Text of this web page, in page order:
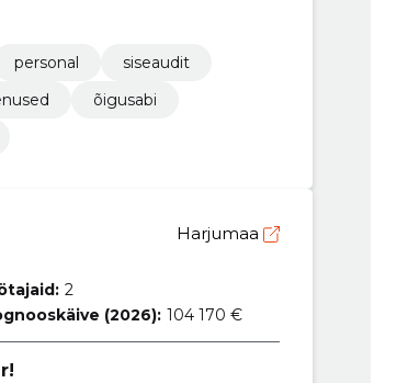
personal
siseaudit
õigusabi
Harjumaa
2
(2026): 104 170 €